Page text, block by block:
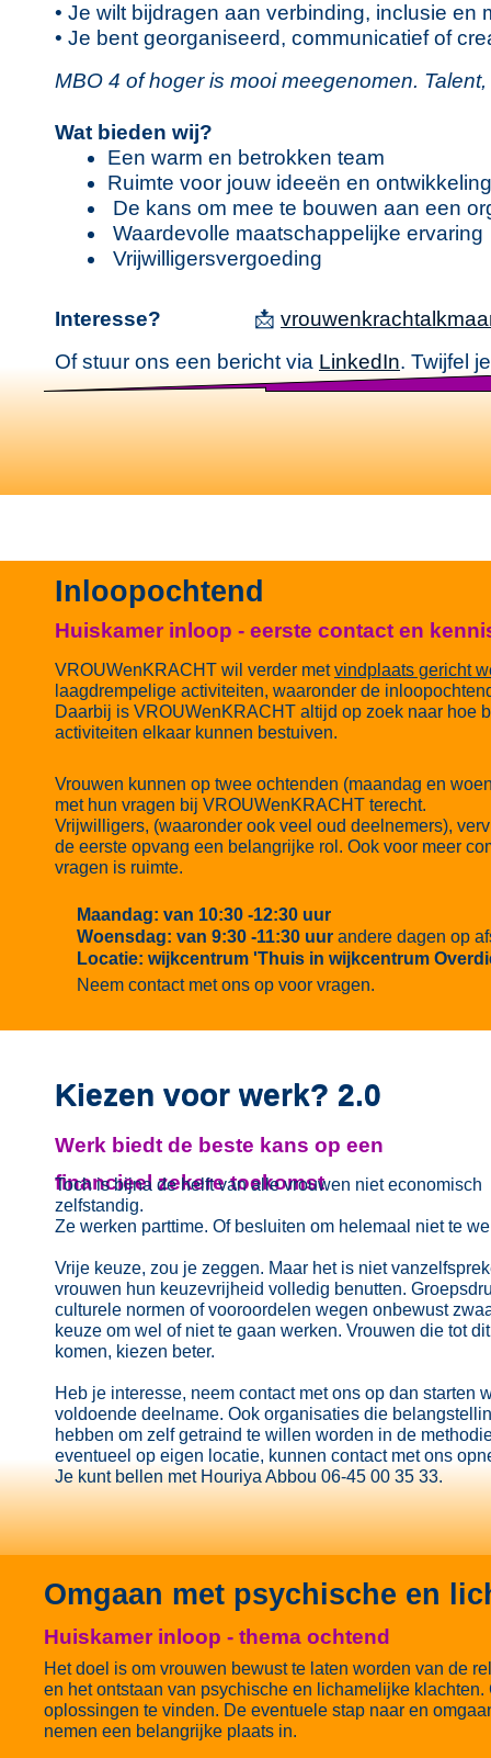
Inloopochtend
VROUWenKRACHT wil verder metvindplaats gericht
laagdrempelige activiteiten, waaronder de
Daarbij is VROUWenKRACHT altijd op zoek naar hoe
activiteiten elkaar kunnen bestuiven.
Vrouwen kunnen op twee ochtenden (maandag en
met hun vragen bij VROUWenKRACHT terecht.
Vrijwilligers, (waaronder ook veel oud deelnemers),
de eerste opvang een belangrijke rol. Ook voor meer
vragen is ruimte.
Maandag: van 10:30 -12:30 uur
Woensdag: van 9:30 -11:30 uur andere dagen op
Locatie: wijkcentrum 'Thuis in wijkcentrum
Neem contact met ons op voor vragen.
Huiskamer inloop - eerste contact en
Omgaan met psychische en
Het doel is om vrouwen bewust te laten worden van de
en het ontstaan van psychische en lichamelijke
oplossingen te vinden. De eventuele stap naar en
nemen een belangrijke plaats in.
Huiskamer inloop - thema ochtend
Kiezen voor werk? 2.0
Werk biedt de beste kans op een
financieel zekere toekomst
Kiezen voor werk? 2.0
• Je wilt bijdragen aan verbinding, inclusie en
• Je bent georganiseerd, communicatief of
MBO 4 of hoger is mooi meegenomen.
Wat bieden wij?
Een warm en betrokken team
Ruimte voor jouw ideeën en ontwikkeling
De kans om mee te bouwen aan een
Waardevolle maatschappelijke ervaring
Vrijwilligersvergoeding
Interesse? 📩
Of stuur ons een bericht via LinkedIn. Twijfel
Toch is bijna de helft van alle vrouwen niet economisch
zelfstandig.
Ze werken parttime. Of besluiten om helemaal niet te
Vrije keuze, zou je zeggen. Maar het is niet
vrouwen hun keuzevrijheid volledig benutten.
culturele normen of vooroordelen wegen onbewust
keuze om wel of niet te gaan werken. Vrouwen die tot
komen, kiezen beter.
Heb je interesse, neem contact met ons op dan starten
voldoende deelname. Ook organisaties die
hebben om zelf getraind te willen worden in de
eventueel op eigen locatie, kunnen contact met ons
Je kunt bellen met Houriya Abbou 06-45 00 35 33.